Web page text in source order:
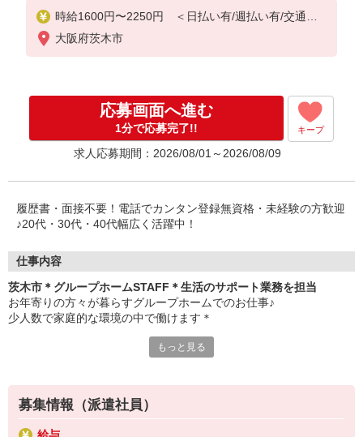
時給1600円〜2250円 ＜日払い有/週払い有/交通費
全支給(ガソリン代含む)＞
大阪府茨木市
応募画面へ進む
1分で応募完了!! キープ
求人応募期間：2026/08/01～2026/08/09
履歴書・面接不要！電話でカンタン登録無資格・未経験の方歓迎
♪20代・30代・40代幅広く活躍中！
仕事内容
茨木市＊グループホームSTAFF＊生活のサポート業務を担当
お年寄りの方々が暮らすグループホームでのお仕事♪
少人数で家庭的な環境の中で働けます＊
・お部屋や共有スペースの清掃
・お散歩や体操などのレクリエーション
・必要に応じた生活介助 など
もっと見る
募集情報（派遣社員）